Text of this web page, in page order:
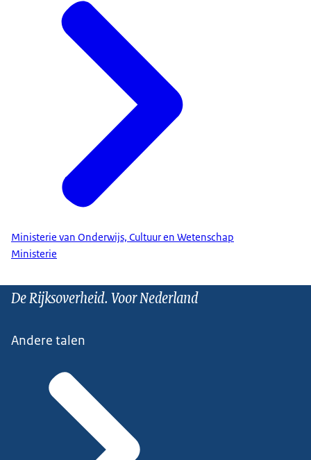
Ministerie van Onderwijs, Cultuur en Wetenschap
Ministerie
De Rijksoverheid. Voor Nederland
Andere talen